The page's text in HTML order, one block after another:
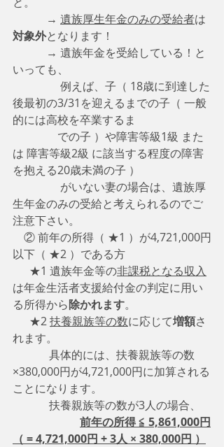
→ 遺族厚生年金のみの受給者は
対象外となります！
→ 遺族年金を受給している！と
いっても、
例えば、子（ 18歳に到達した
後最初の3/31を迎えるまでの子（ 一般
的には高校を卒業するま
での子 ）や障害等級1級 また
は 障害等級2級 に該当する程度の障害
を抱える20歳未満の子 ）
がいない妻の場合は、遺族厚
生年金のみの受給と考えられるのでご
注意下さい。
② 前年の所得（ ★1 ）が4,721,000円
以下（ ★2 ）である方
★1 遺族年金等の非課税となる収入
は年金生活者支援給付金の判定に用い
る所得から除かれます。
★2 扶養親族等の数に応じて増額さ
れます。
具体的には、扶養親族等の数
×380,000円が4,721,000円に加算される
ことになります。
扶養親族等の数が3人の場合、
前年の所得 ≦ 5,861,000円
（ = 4,721,000円 + 3人 × 380,000円 ）